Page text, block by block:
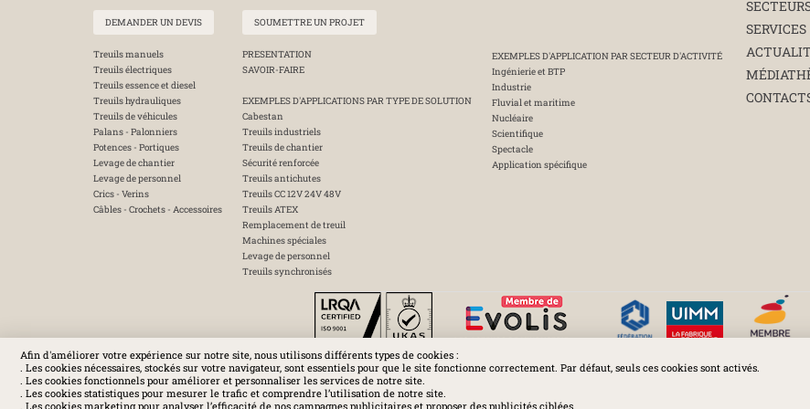
Afin d'améliorer votre expérience sur notre site, nous utilisons différents types de cookies :
. Les cookies nécessaires, stockés sur votre navigateur, sont essentiels pour que le site fonctionne correctement. Par défaut, seuls ces cookies sont activés.
. Les cookies fonctionnels pour améliorer et personnaliser les services de notre site.
. Les cookies statistiques pour mesurer le trafic et comprendre l’utilisation de notre site.
. Les cookies marketing pour analyser l’efficacité de nos campagnes publicitaires et proposer des publicités ciblées.
DEMANDER UN DEVIS
Treuils manuels
Treuils électriques
Treuils essence et diesel
Treuils hydrauliques
Treuils de véhicules
Palans - Palonniers
Potences - Portiques
Levage de chantier
Levage de personnel
Crics - Verins
Câbles - Crochets - Accessoires
SOUMETTRE UN PROJET
PRESENTATION
SAVOIR-FAIRE
EXEMPLES D'APPLICATIONS PAR TYPE DE SOLUTION
Cabestan
Treuils industriels
Treuils de chantier
Sécurité renforcée
Treuils antichutes
Treuils CC 12V 24V 48V
Treuils ATEX
Remplacement de treuil
Machines spéciales
Levage de personnel
Treuils synchronisés
EXEMPLES D'APPLICATION PAR SECTEUR D'ACTIVITÉ
Ingénierie et BTP
Industrie
Fluvial et maritime
Nucléaire
Scientifique
Spectacle
Application spécifique
SERVICES